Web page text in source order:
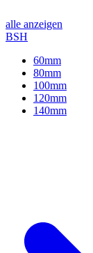
alle anzeigen
BSH
60mm
80mm
100mm
120mm
140mm